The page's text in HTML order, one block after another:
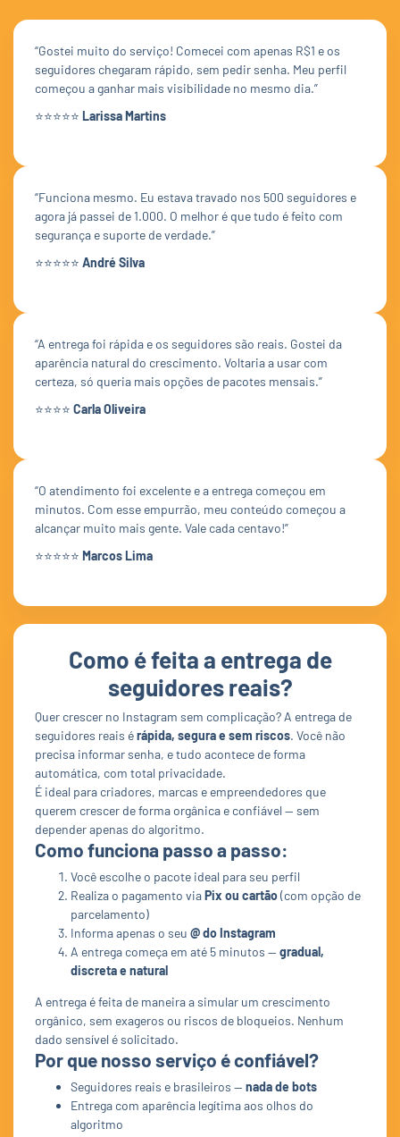
“Gostei muito do serviço! Comecei com apenas R$1 e os
seguidores chegaram rápido, sem pedir senha. Meu perfil
começou a ganhar mais visibilidade no mesmo dia.”
⭐⭐⭐⭐⭐ Larissa Martins
“Funciona mesmo. Eu estava travado nos 500 seguidores e
agora já passei de 1.000. O melhor é que tudo é feito com
segurança e suporte de verdade.”
⭐⭐⭐⭐⭐ André Silva
“A entrega foi rápida e os seguidores são reais. Gostei da
aparência natural do crescimento. Voltaria a usar com
certeza, só queria mais opções de pacotes mensais.”
⭐⭐⭐⭐ Carla Oliveira
“O atendimento foi excelente e a entrega começou em
minutos. Com esse empurrão, meu conteúdo começou a
alcançar muito mais gente. Vale cada centavo!”
⭐⭐⭐⭐⭐ Marcos Lima
Como é feita a entrega de
seguidores reais?
Quer crescer no Instagram sem complicação? A entrega de
seguidores reais érápida, segura e sem riscos. Você não
precisa informar senha, e tudo acontece de forma
automática, com total privacidade.
É ideal para criadores, marcas e empreendedores que
querem crescer de forma orgânica e confiável — sem
depender apenas do algoritmo.
Como funciona passo a passo:
Você escolhe o pacote ideal para seu perfil
Realiza o pagamento viaPix ou cartão(com opção de
parcelamento)
Informa apenas o seu @ do Instagram
A entrega começa em até 5 minutos — gradual,
discreta e natural
A entrega é feita de maneira a simular um crescimento
orgânico, sem exageros ou riscos de bloqueios. Nenhum
dado sensível é solicitado.
Por que nosso serviço é confiável?
Seguidores reais e brasileiros — nada de bots
Entrega com aparência legítima aos olhos do
algoritmo